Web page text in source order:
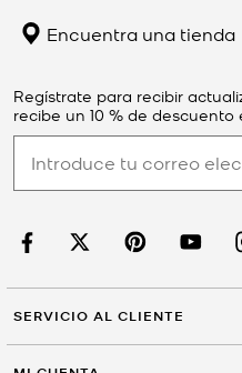
Encuentra una tienda
Regístrate para recibir
recibe un 10 % de descuento
SERVICIO AL CLIENTE